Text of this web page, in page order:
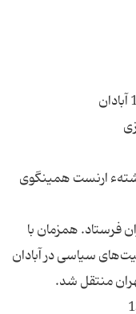
ارنست همینگوی
فرستاد. همزمان با
به دلیل فعالیت‌های سیاسی در آبادان